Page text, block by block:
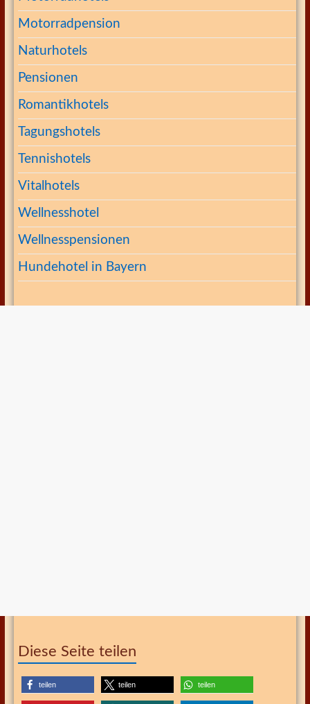
Motorradpension
Naturhotels
Pensionen
Romantikhotels
Tagungshotels
Tennishotels
Vitalhotels
Wellnesshotel
Wellnesspensionen
Hundehotel in Bayern
Diese Seite teilen
teilen teilen teilen